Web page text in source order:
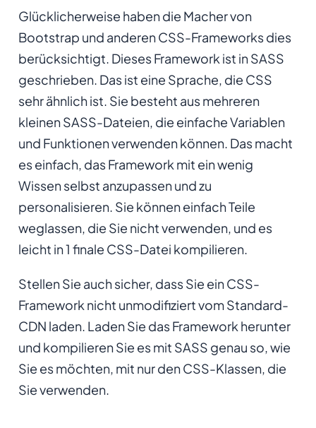
Glücklicherweise haben die Macher von
Bootstrap und anderen CSS-Frameworks dies
berücksichtigt. Dieses Framework ist in SASS
geschrieben. Das ist eine Sprache, die CSS
sehr ähnlich ist. Sie besteht aus mehreren
kleinen SASS-Dateien, die einfache Variablen
und Funktionen verwenden können. Das macht
es einfach, das Framework mit ein wenig
Wissen selbst anzupassen und zu
personalisieren. Sie können einfach Teile
weglassen, die Sie nicht verwenden, und es
leicht in 1 finale CSS-Datei kompilieren.
Stellen Sie auch sicher, dass Sie ein CSS-
Framework nicht unmodifiziert vom Standard-
CDN laden. Laden Sie das Framework herunter
und kompilieren Sie es mit SASS genau so, wie
Sie es möchten, mit nur den CSS-Klassen, die
Sie verwenden.